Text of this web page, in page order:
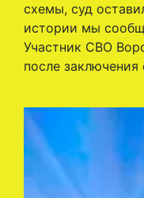
схемы, суд
истории мы
Участник СВО
после